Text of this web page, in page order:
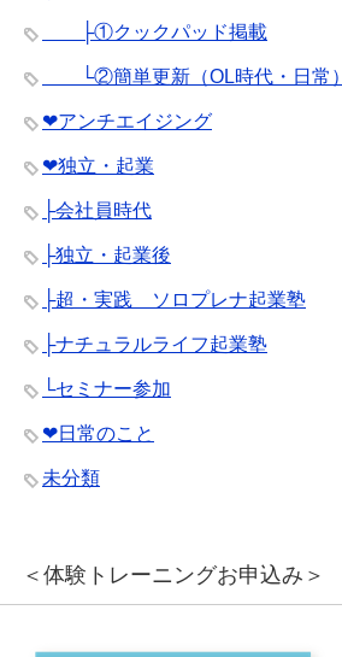
├①クックパッド掲載
└②簡単更新（OL時代・日常）
❤︎アンチエイジング
❤︎独立・起業
├会社員時代
├独立・起業後
├超・実践 ソロプレナ起業塾
├ナチュラルライフ起業塾
└セミナー参加
❤︎日常のこと
未分類
＜体験トレーニングお申込み＞